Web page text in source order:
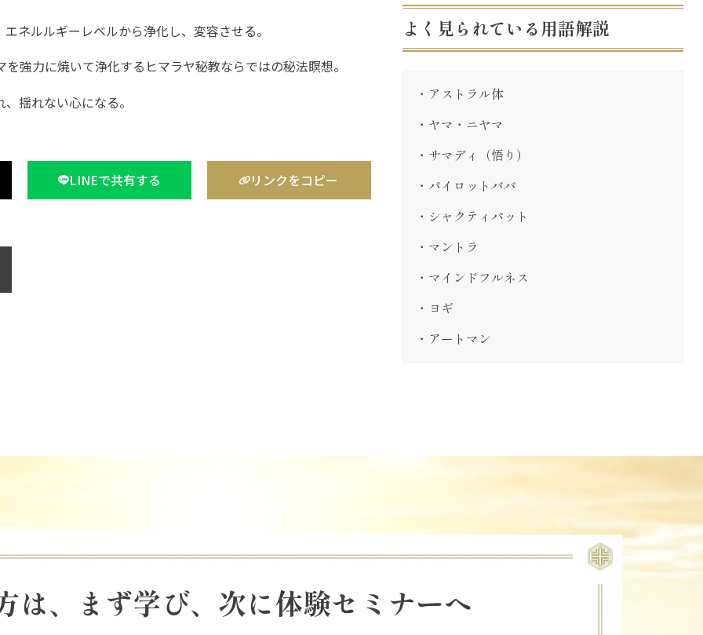
ネルルギーレベルから浄化し、変容させる。
強力に焼いて浄化するヒマラヤ秘教ならではの秘法瞑想。
揺れない心になる。
LINEで共有する リンクをコピー
よく見られている用語解説
アストラル体
ヤマ・ニヤマ
サマディ（悟り）
パイロットババ
シャクティパット
マントラ
マインドフルネス
ヨギ
アートマン
、 まず学び、次に体験セミナーへ